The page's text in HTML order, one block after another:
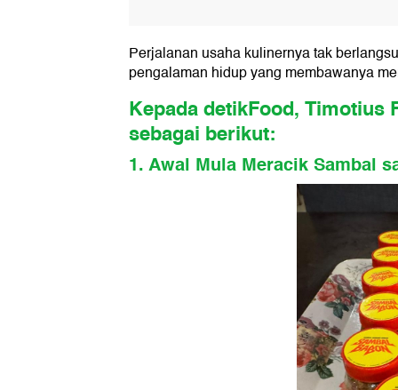
Perjalanan usaha kulinernya tak
pengalaman hidup yang membawanya
Kepada detikFood, Timotius
sebagai berikut:
1. Awal Mula Meracik Sambal